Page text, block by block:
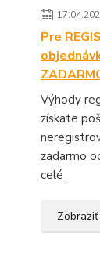
Pre
Výhody
získate
zadarmo
celé